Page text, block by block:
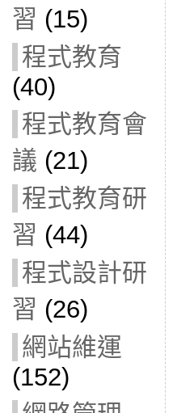
習 (15)
程式教育
(40)
程式教育會
議 (21)
程式教育研
習 (44)
程式設計研
習 (26)
網站維運
(152)